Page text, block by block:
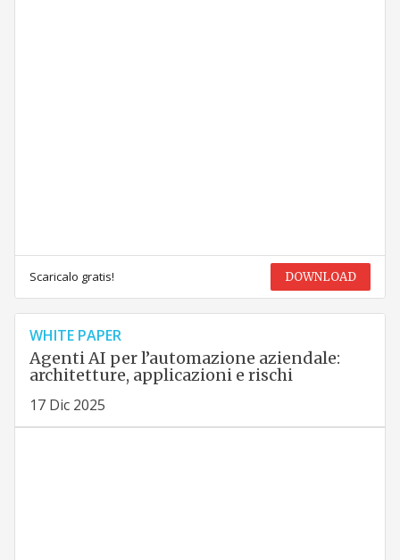
Scaricalo gratis! DOWNLOAD
WHITE PAPER
Agenti AI per l’automazione aziendale:
architetture, applicazioni e rischi
17 Dic 2025